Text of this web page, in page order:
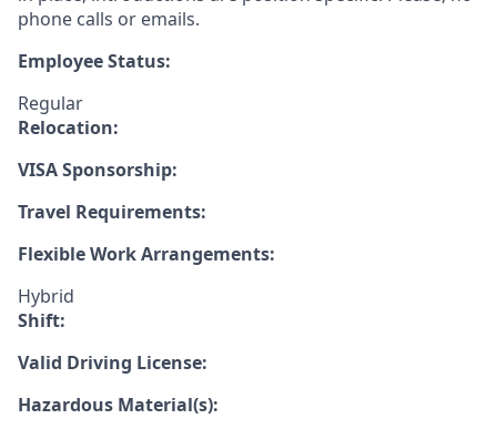
phone calls or emails.
Employee Status:
Regular
Relocation:
VISA Sponsorship:
Travel Requirements:
Flexible Work Arrangements:
Hybrid
Shift:
Valid Driving License:
Hazardous Material(s):